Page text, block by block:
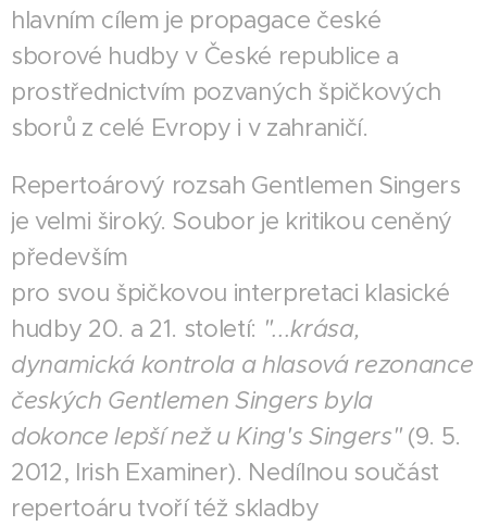
hlavním cílem je propagace české
sborové hudby v České republice a
prostřednictvím pozvaných špičkových
sborů z celé Evropy i v zahraničí.
Repertoárový rozsah Gentlemen Singers
je velmi široký. Soubor je kritikou ceněný
především
pro svou špičkovou interpretaci klasické
hudby 20. a 21. století: "...krása,
dynamická kontrola a hlasová rezonance
českých Gentlemen Singers byla
dokonce lepší než u King's Singers"(9. 5.
2012, Irish Examiner). Nedílnou součást
repertoáru tvoří též skladby